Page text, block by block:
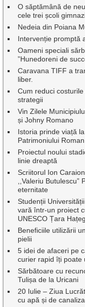
O săptămână de
cele trei școli
Nedeia din Poiana
Intervenție promptă
Oameni speciali
”Hunedoreni de
Caravana TIFF a
liber.
Cum reduci
strategii
Vin Zilele
și Johny Romano
Istoria prinde viață
Patrimoniului Roman
Proiectul noului
linie dreaptă
Scriitorul Ion
,,Valeriu Butulescu”
eternitate
Studenții
vară într-un proiect
UNESCO Țara
Beneficiile utilizării
pielii
5 idei de afaceri pe
curier rapid îți poate
Sărbătoare cu
Tulișa de la Uricani
20 Iulie – Ziua
cu apă și de